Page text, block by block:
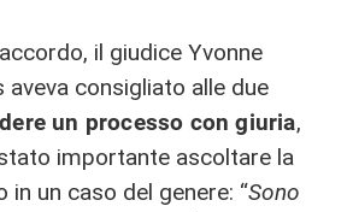
il giudice Yvonne
aveva consigliato alle due
un processo con giuria,
importante ascoltare la
in un caso del genere: “Sono